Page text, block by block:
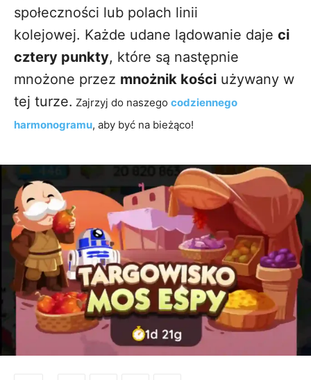
społeczności lub polach linii
kolejowej. Każde udane lądowanie daje ci
cztery punkty, które są następnie
mnożone przez mnożnik kości używany w
tej turze. Zajrzyj do naszego codziennego
harmonogramu, aby być na bieżąco!